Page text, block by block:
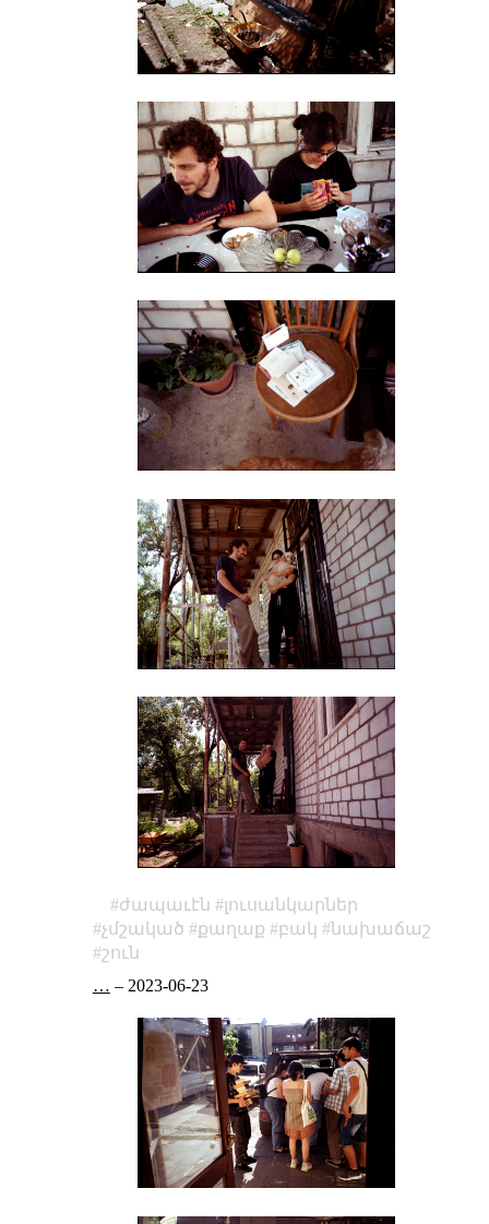
ժապաւէն
լուսանկարներ
չմշակած
քաղաք բակ
նախաճաշ
շուն
… – 2023-06-23